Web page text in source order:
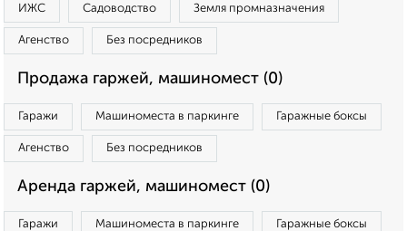
ИЖС Садоводство Земля промназначения
Агенство Без посредников
Продажа гаржей, машиномест (0)
Гаражи Машиноместа в паркинге Гаражные боксы
Агенство Без посредников
Аренда гаржей, машиномест (0)
Гаражи Машиноместа в паркинге Гаражные боксы